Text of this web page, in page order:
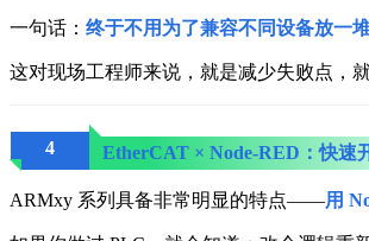
一句话： 终于不用为了兼容不同设备放一堆
这对现场工程师来说，就是减少失败点，
4 EtherCAT × Node-RED：快速
ARMxy 系列具备非常明显的特点——用